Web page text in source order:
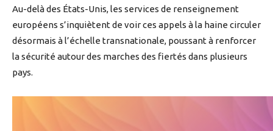
Au-delà des États-Unis, les services de renseignement
européens s’inquiètent de voir ces appels à la haine circuler
désormais à l’échelle transnationale, poussant à renforcer
la sécurité autour des marches des fiertés dans plusieurs
pays.